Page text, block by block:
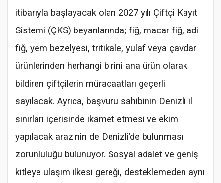
itibarıyla başlayacak olan 2027 yılı Çiftçi Kayıt
Sistemi (ÇKS) beyanlarında; fiğ, macar fiğ, adi
fiğ, yem bezelyesi, tritikale, yulaf veya çavdar
ürünlerinden herhangi birini ana ürün olarak
bildiren çiftçilerin müracaatları geçerli
sayılacak. Ayrıca, başvuru sahibinin Denizli il
sınırları içerisinde ikamet etmesi ve ekim
yapılacak arazinin de Denizli’de bulunması
zorunluluğu bulunuyor. Sosyal adalet ve geniş
kitleye ulaşım ilkesi gereği, desteklemeden aynı